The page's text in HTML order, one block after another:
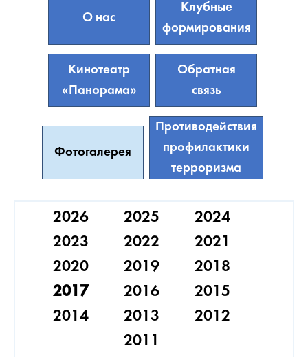
О нас
Клубные
формирования
Кинотеатр
«Панорама»
Обратная
связь
Фотогалерея
Противодействия
профилактики
терроризма
2026 2025
2024
2023
2022
2021
2020
2019
2018
2017
2016
2015
2014
2013
2012
2011